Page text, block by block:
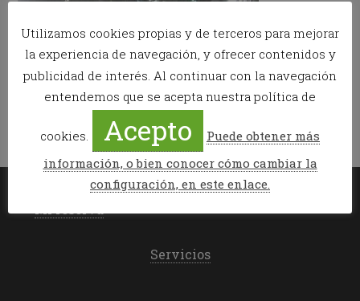
Servicios
Utilizamos cookies propias y de terceros para mejorar
la experiencia de navegación, y ofrecer contenidos y
publicidad de interés. Al continuar con la navegación
entendemos que se acepta nuestra política de
cookies. Acepto
Puede obtener más
información, o bien conocer cómo cambiar la
configuración, en este enlace.